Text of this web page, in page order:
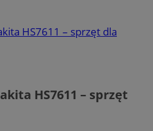
HS7611 – sprzęt dla
HS7611 – sprzęt